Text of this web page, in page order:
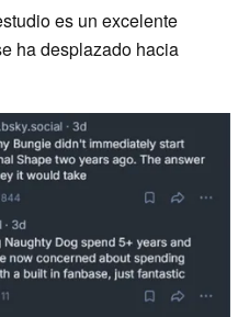
es un excelente
ha desplazado hacia